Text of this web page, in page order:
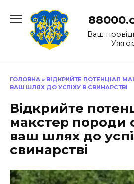
до
Ваш
ГОЛОВНА » ВІДКРИЙТЕ ПОТЕНЦІАЛ
ВАШ ШЛЯХ ДО УСПІХУ В СВИНАРСТВІ
Відкрийте
макстер породи
ваш шлях до
свинарстві